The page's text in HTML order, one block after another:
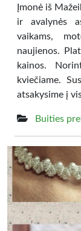
Įmonė iš
ir avalynės
vaikams,
naujienos.
kainos.
kviečiame.
atsakysime į
Buities